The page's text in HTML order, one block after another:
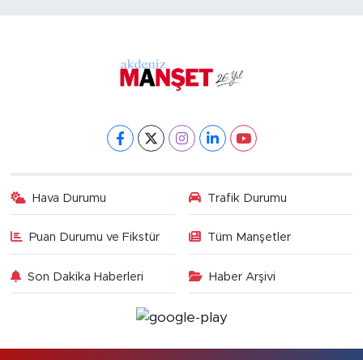
Hava Durumu Trafik Durumu
Puan Durumu ve Fikstür Tüm Manşetler
Son Dakika Haberleri Haber Arşivi